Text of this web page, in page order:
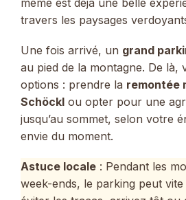
même est déjà une belle
travers les paysages
Une fois arrivé, un grand
au pied de la montagne. De là,
options : prendre la remontée
Schöckl ou opter pour une
jusqu’au sommet, selon votre
envie du moment.
Astuce locale : Pendant les
week-ends, le parking peut